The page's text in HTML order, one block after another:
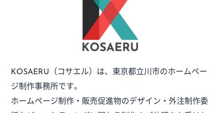
KOSAERU （コサエル）は、 東京都立川市のホームペー
ジ制作事務所です。
ホームページ制作・販売促進物のデザイン・外注制作委